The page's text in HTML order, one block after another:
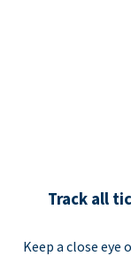
Track all
Keep a close eye